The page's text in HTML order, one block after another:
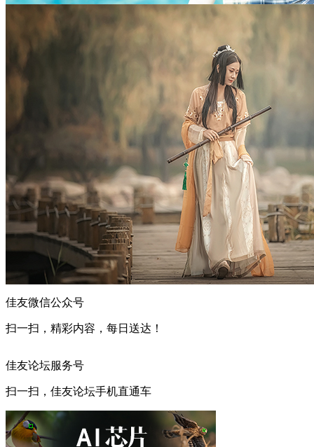
佳友微信公众号
扫一扫，精彩内容，每日送达！
佳友论坛服务号
扫一扫，佳友论坛手机直通车